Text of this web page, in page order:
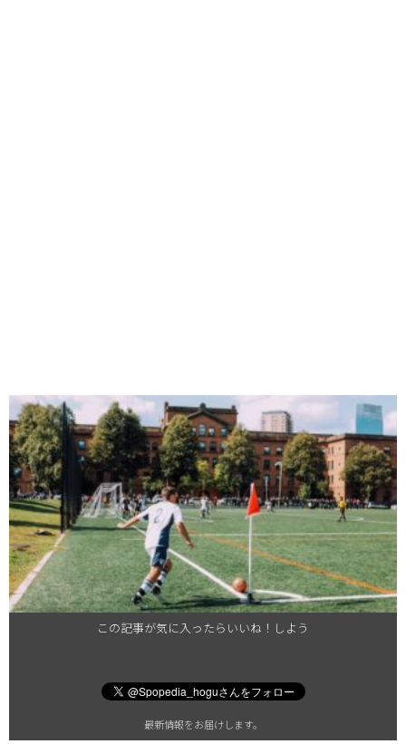
この記事が気に入ったらいいね！しよう
最新情報をお届けします。